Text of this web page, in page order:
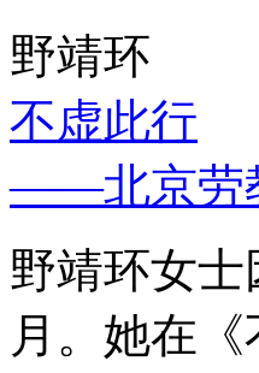
野靖环
不虚此行
——北京劳
野靖环女士
月。她在